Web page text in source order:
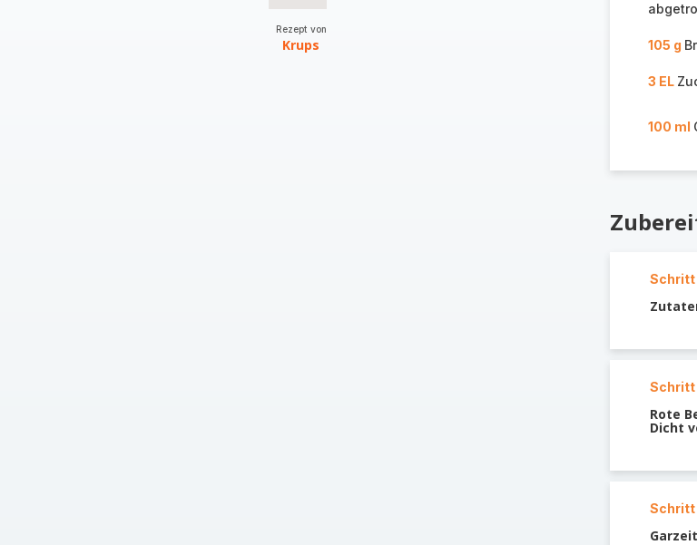
Rezept von
Krups 105 g
3 EL
100 ml
Schritt
Schritt
Rote
Dicht
Schritt